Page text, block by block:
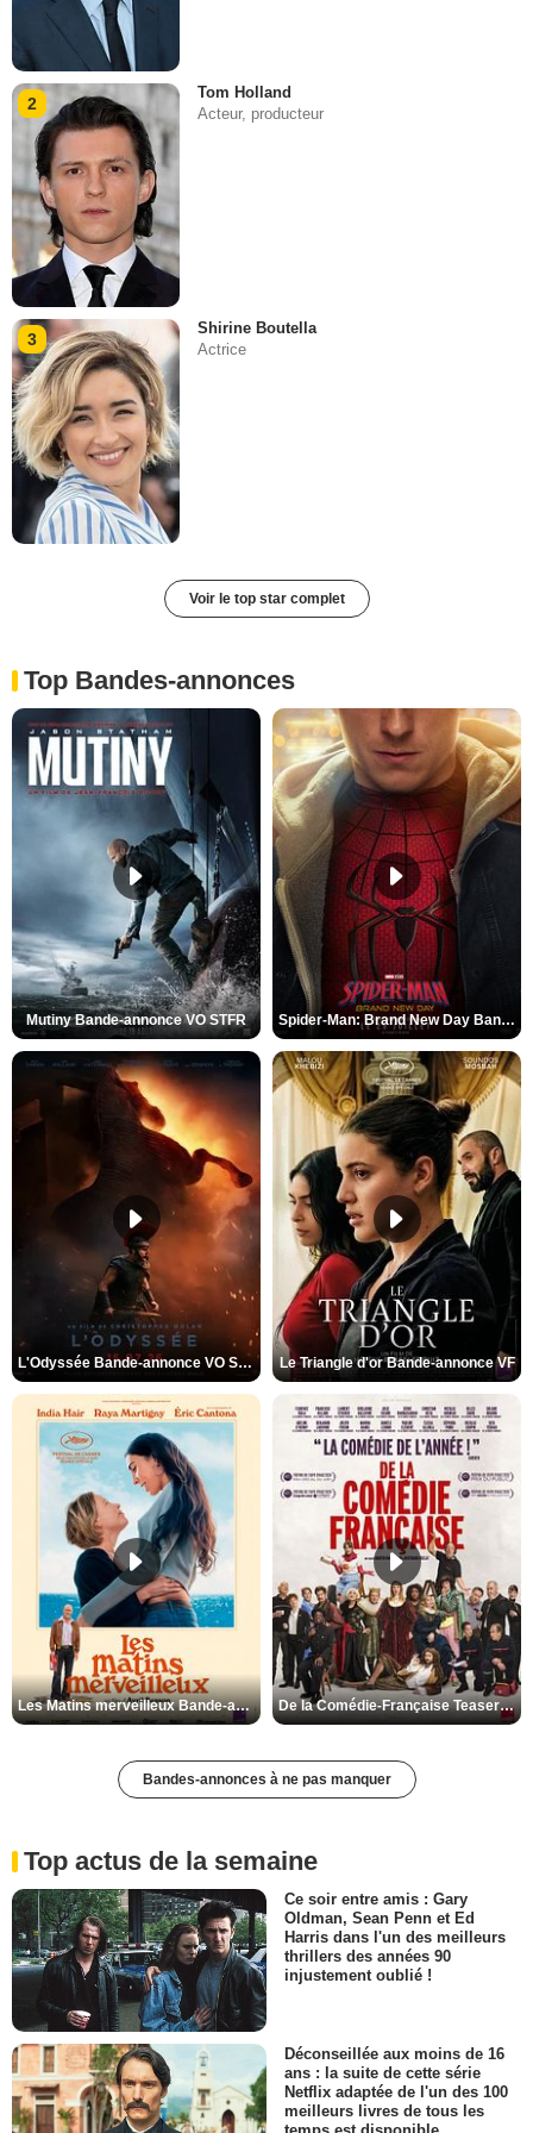
2
Tom Holland
Acteur, producteur
3
Shirine Boutella
Actrice
Voir le top star complet
Top Bandes-annonces
Mutiny Bande-annonce VO STFR Spider-Man: Brand New Day Bande-annonce VO STFR
L'Odyssée Bande-annonce VO STFR Le Triangle d'or Bande-annonce VF
Les Matins merveilleux Bande-annonce VF De la Comédie-Française Teaser VF
Bandes-annonces à ne pas manquer
Top actus de la semaine
Ce soir entre amis : Gary
Oldman, Sean Penn et Ed
Harris dans l'un des meilleurs
thrillers des années 90
injustement oublié !
Déconseillée aux moins de 16
ans : la suite de cette série
Netflix adaptée de l'un des 100
meilleurs livres de tous les